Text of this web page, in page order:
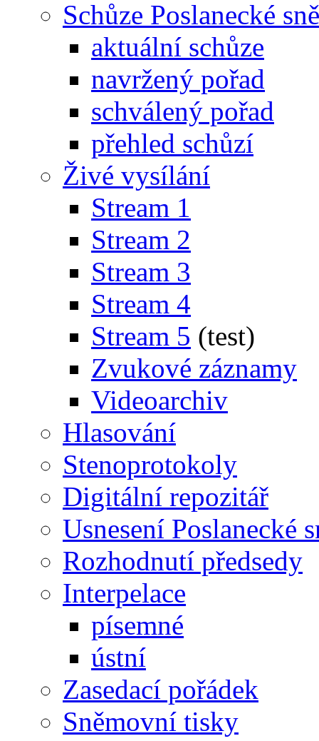
Schůze Poslanecké
aktuální schůze
navržený pořad
schválený pořad
přehled schůzí
Živé vysílání
Stream 1
Stream 2
Stream 3
Stream 4
Stream 5 (test)
Zvukové záznamy
Videoarchiv
Hlasování
Stenoprotokoly
Digitální repozitář
Usnesení Poslanecké
Rozhodnutí předsedy
Interpelace
písemné
ústní
Zasedací pořádek
Sněmovní tisky